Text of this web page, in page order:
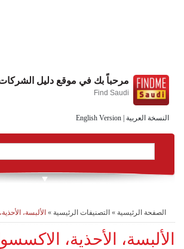
النسخة العربية English Version
مرحباً بك في موقع دليل
Find Saudi
الصفحة الرئيسية » التصنيفات الرئيسية » الألبسة،
الألبسة، الأحذية،